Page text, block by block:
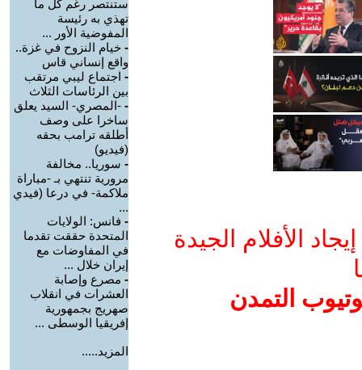
الأفلام الجيدة
التمدن
ستنتصر رغم كل ما
تهذي به رئيسة
المفوضية الأور ...
- خيام النزوح في غزة..
واقع إنساني قاس
- اجتماع ليبي مرتقب
بين الرئاسات الثلاث
- -المصري- السيد يعلق
ساخرا على وصف
أطلقه ترامب بحقه
(فيديو)
- سوريا.. مخالفة
مرورية تنتهي بـ -مباراة
ملاكمة- في درعا (فيدي
...
- فانس: الولايات
المتحدة حققت تقدما
في المفاوضات مع
إيران خلال ...
- مصرع وإصابة
العشرات في انقلاب
صهريج بجمهورية
إفريقيا الوسطى ...
المزيد.....